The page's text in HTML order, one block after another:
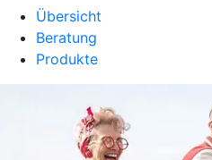
Übersicht
Beratung
Produkte